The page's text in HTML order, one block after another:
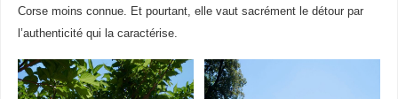
Corse moins connue. Et pourtant, elle vaut sacrément le détour par
l’authenticité qui la caractérise.